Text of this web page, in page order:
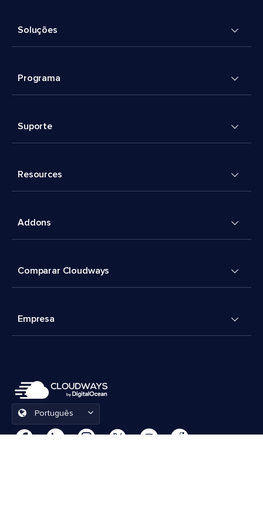
Soluções
Programa
Suporte
Resources
Addons
Comparar Cloudways
Empresa
Português